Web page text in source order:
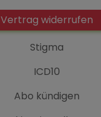
Vertrag widerrufen
Stigma
ICD10
Abo kündigen